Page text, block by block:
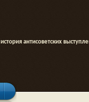
история антисоветских